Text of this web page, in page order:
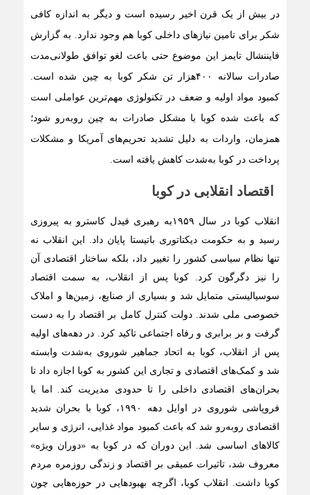
در بیش از یک قرن اخیر رسیده است و دیگر به اندازه کافی
شکر برای تامین نیازهای داخلی کوبا هم وجود ندارد. به گزارش
فایننشال تایمز این موضوع حتی باعث لغو توافق طولانی‌مدت
صادرات سالانه ۴۰۰هزار تن شکر کوبا به چین شده است.
کمبود مواد اولیه و ضعف در تکنولوژی مهم‌ترین عواملی است
که باعث شده کوبا با مشکل صادرات به چین روبه‌رو شود؛
همزمان، واردات به دلیل تشدید تحریم‌های آمریکا و مشکلات
پرداخت در کوبا به‌شدت کاهش یافته است.
اقتصاد انقلابی در کوبا
انقلاب کوبا در سال ۱۹۵۹به رهبری فیدل کاسترو به پیروزی
رسید و به حکومت دیکتاتوری باتیستا پایان داد. این انقلاب نه
تنها نظام سیاسی کشور را تغییر داد، بلکه ساختار اقتصادی آن
را نیز دگرگون کرد. کوبا پس از انقلاب، به سمت اقتصاد
سوسیالیستی متمایل شد و بسیاری از صنایع، زمین‌ها و املاک
خصوصی ملی شدند. دولت کنترل کامل بر اقتصاد را به دست
گرفت و بر برابری و رفاه اجتماعی تاکید کرد. در دهه‌های اولیه
پس از انقلاب، کوبا به اتحاد جماهیر شوروی به‌شدت وابسته
شد و کمک‌های اقتصادی و تجاری این کشور به کوبا اجازه داد تا
بحران‌های اقتصادی داخلی را تا حدودی مدیریت کند. اما با
فروپاشی شوروی در اوایل دهه ۱۹۹۰، کوبا با بحران شدید
اقتصادی روبه‌رو شد که باعث کمبود مواد غذایی، انرژی و سایر
کالاهای اساسی شد. این دوران که در کوبا به «دوران ویژه»
معروف شد، تاثیرات عمیقی بر اقتصاد و زندگی روزمره مردم
کوبا داشت. انقلاب کوبا، اگرچه بهبودهایی در حوزه‌هایی چون